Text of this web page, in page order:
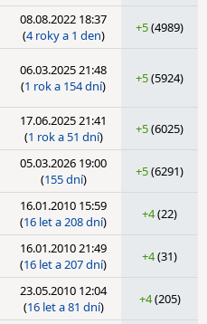
08.08.2022 18:37
(4 roky a 1 den) +5(4989)
06.03.2025 21:48
(1 rok a 154 dní) +5(5924)
17.06.2025 21:41
(1 rok a 51 dní) +5(6025)
05.03.2026 19:00
(155 dní) +5(6291)
16.01.2010 15:59
(16 let a 208 dní) +4(22)
16.01.2010 21:49
(16 let a 207 dní) +4(31)
23.05.2010 12:04
(16 let a 81 dní) +4(205)